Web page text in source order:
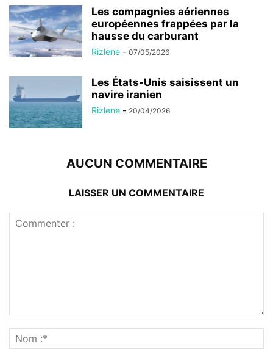
Les compagnies aériennes
européennes frappées par la
hausse du carburant
Rizlene - 07/05/2026
Les États-Unis saisissent un
navire iranien
Rizlene - 20/04/2026
AUCUN COMMENTAIRE
LAISSER UN COMMENTAIRE